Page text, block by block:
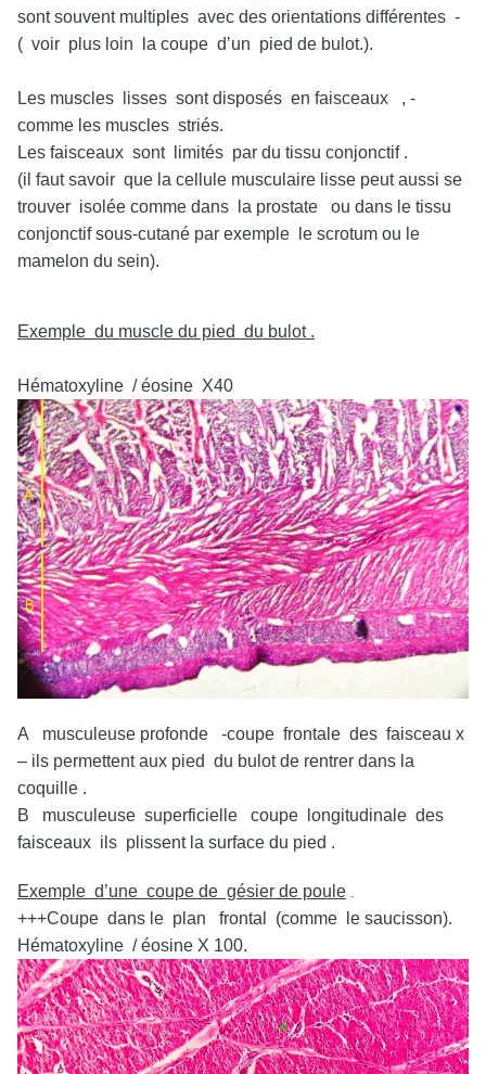
sont souvent multiples avec des orientations différentes -
( voir plus loin la coupe d’un pied de bulot.).
Les muscles lisses sont disposés en faisceaux , -
comme les muscles striés.
Les faisceaux sont limités par du tissu conjonctif .
(il faut savoir que la cellule musculaire lisse peut aussi se
trouver isolée comme dans la prostate ou dans le tissu
conjonctif sous-cutané par exemple le scrotum ou le
mamelon du sein).
Exemple du muscle du pied du bulot .
Hématoxyline / éosine X40
A musculeuse profonde -coupe frontale des faisceau x
– ils permettent aux pied du bulot de rentrer dans la
coquille .
B musculeuse superficielle coupe longitudinale des
faisceaux ils plissent la surface du pied .
Exemple d’une coupe de gésier de poule .
+++Coupe dans le plan frontal (comme le saucisson).
Hématoxyline / éosine X 100.